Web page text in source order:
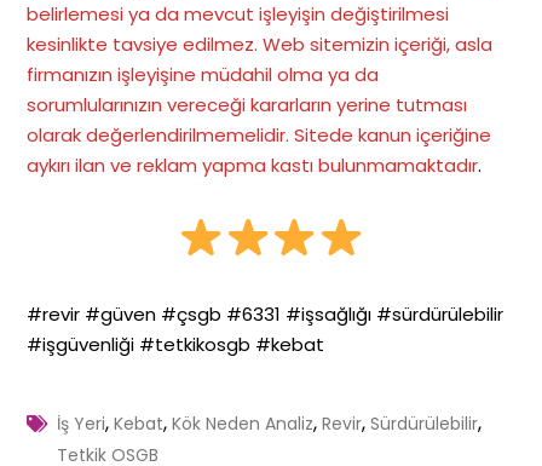
belirlemesi ya da mevcut işleyişin değiştirilmesi
kesinlikte tavsiye edilmez. Web sitemizin içeriği, asla
firmanızın işleyişine müdahil olma ya da
sorumlularınızın vereceği kararların yerine tutması
olarak değerlendirilmemelidir. Sitede kanun içeriğine
aykırı ilan ve reklam yapma kastı bulunmamaktadır.
#revir #güven #çsgb #6331 #işsağlığı #sürdürülebilir
#işgüvenliği #tetkikosgb #kebat
İş Yeri,Kebat,Kök Neden Analiz,Revir,Sürdürülebilir,
Tetkik OSGB